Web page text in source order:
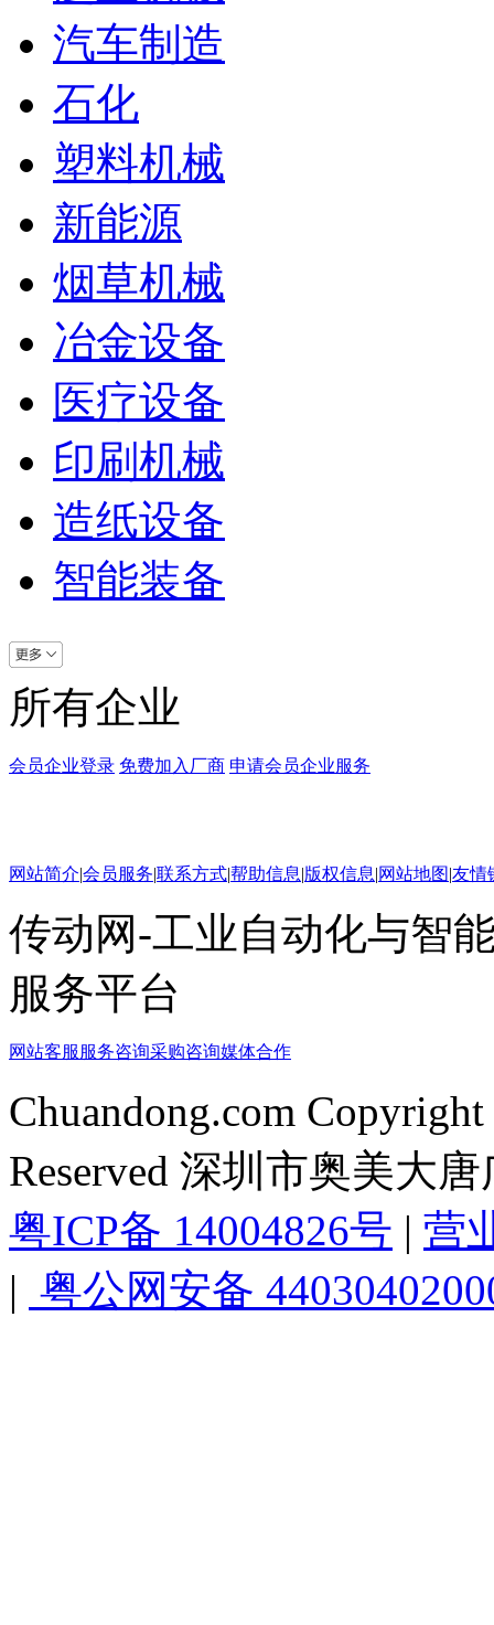
汽车制造
石化
塑料机械
新能源
烟草机械
冶金设备
医疗设备
印刷机械
造纸设备
智能装备
所有企业
会员企业登录 免费加入厂商 申请会员企业服务
网站简介|会员服务|联系方式|帮助信息|版权信息|网站地图|友情
传动网-工业自动化与智
服务平台
网站客服 服务咨询采购咨询媒体合作
Chuandong.com
Reserved 深圳市奥美大
粤ICP备 14004826号 | 营
| 粤公网安备